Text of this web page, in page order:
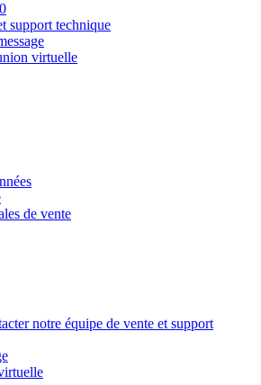
support technique
virtuelle
de vente
notre équipe de vente et support